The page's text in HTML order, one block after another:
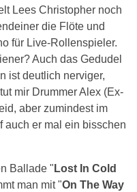
Lees Christopher noch
die Flöte und
für Live-Rollenspieler.
Auch das Gedudel
ist deutlich nerviger,
mir Drummer Alex (Ex-
aber zumindest im
auch er mal ein bisschen
Ballade " Lost In Cold
man mit "On The Way